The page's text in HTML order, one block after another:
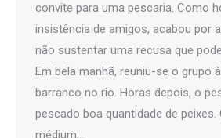
convite para uma pescaria. Como
insistência de amigos, acabou por
não sustentar uma recusa que
Em bela manhã, reuniu-se o grupo
barranco no rio. Horas depois, o
pescado boa quantidade de peixes.
médium,…